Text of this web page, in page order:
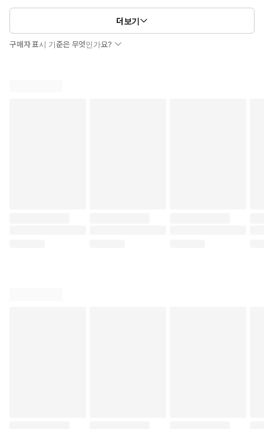
더보기
구매자 표시 기준은 무엇인가요?